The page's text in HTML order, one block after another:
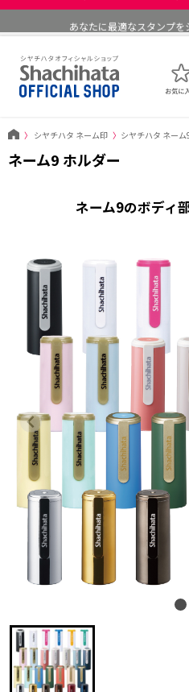
〉 シヤチハタ ネーム印 〉 シヤチハタ ネーム
ネーム9 ホルダー
ネーム9のボディ